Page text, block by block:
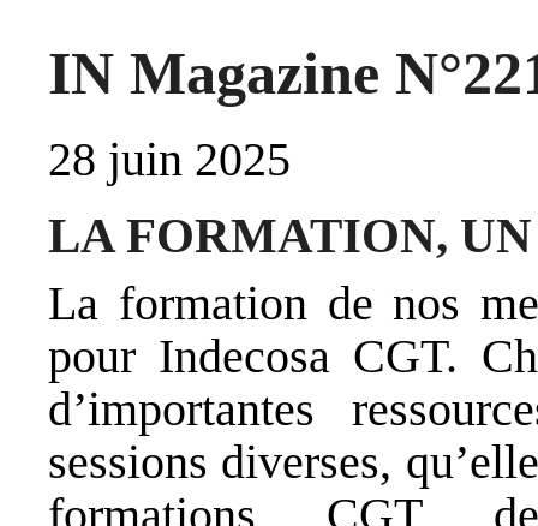
IN Magazine
28 juin 2025
LA FORMATION,
La formation de nos
pour Indecosa CGT.
d’importantes
sessions diverses,
formations CGT